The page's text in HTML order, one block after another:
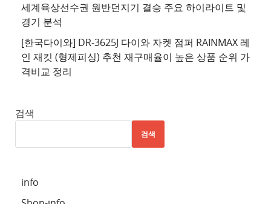
사
이
트
사
이
추
세계육상선수권 원반던지기 결승 주요 하이라이트 및
경기 분석
[한국다이와] DR-3625J 다이와 자켓 점퍼 RAINMAX 레
인 재킷 (형제피싱) 추천 재구매율이 높은 상품 순위 가
격비교 정리
검색
검색
info